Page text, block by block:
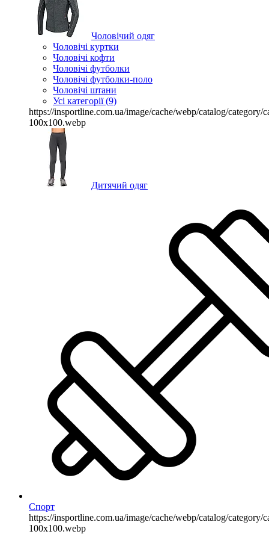
Чоловічий одяг
Чоловічі куртки
Чоловічі кофти
Чоловічі футболки
Чоловічі футболки-поло
Чоловічі штани
Усі категорії (9)
https://insportline.com.ua/image/cache/webp/catalog/category/
100x100.webp
Дитячий одяг
Спорт
https://insportline.com.ua/image/cache/webp/catalog/category/
100x100.webp